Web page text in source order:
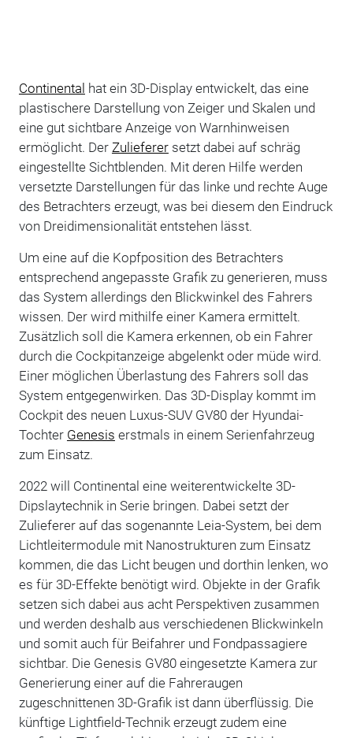
Continental hat ein 3D-Display entwickelt, das eine
plastischere Darstellung von Zeiger und Skalen und
eine gut sichtbare Anzeige von Warnhinweisen
ermöglicht. Der Zulieferersetzt dabei auf schräg
eingestellte Sichtblenden. Mit deren Hilfe werden
versetzte Darstellungen für das linke und rechte Auge
des Betrachters erzeugt, was bei diesem den Eindruck
von Dreidimensionalität entstehen lässt.
Um eine auf die Kopfposition des Betrachters
entsprechend angepasste Grafik zu generieren, muss
das System allerdings den Blickwinkel des Fahrers
wissen. Der wird mithilfe einer Kamera ermittelt.
Zusätzlich soll die Kamera erkennen, ob ein Fahrer
durch die Cockpitanzeige abgelenkt oder müde wird.
Einer möglichen Überlastung des Fahrers soll das
System entgegenwirken. Das 3D-Display kommt im
Cockpit des neuen Luxus-SUV GV80 der Hyundai-
Tochter Genesis erstmals in einem Serienfahrzeug
zum Einsatz.
2022 will Continental eine weiterentwickelte 3D-
Dipslaytechnik in Serie bringen. Dabei setzt der
Zulieferer auf das sogenannte Leia-System, bei dem
Lichtleitermodule mit Nanostrukturen zum Einsatz
kommen, die das Licht beugen und dorthin lenken, wo
es für 3D-Effekte benötigt wird. Objekte in der Grafik
setzen sich dabei aus acht Perspektiven zusammen
und werden deshalb aus verschiedenen Blickwinkeln
und somit auch für Beifahrer und Fondpassagiere
sichtbar. Die Genesis GV80 eingesetzte Kamera zur
Generierung einer auf die Fahreraugen
zugeschnittenen 3D-Grafik ist dann überflüssig. Die
künftige Lightfield-Technik erzeugt zudem eine